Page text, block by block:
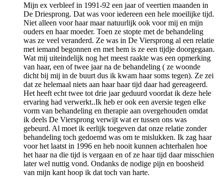
Mijn ex verbleef in 1991-92 een jaar of veertien maanden in
De Driesprong. Dat was voor iedereen een hele moeilijke tijd.
Niet alleen voor haar maar natuurlijk ook voor mij en mijn
ouders en haar moeder. Toen ze stopte met de behandeling
was ze veel veranderd. Ze was in De Viersprong al een relatie
met iemand begonnen en met hem is ze een tijdje doorgegaan.
Wat mij uiteindelijk nog het meest raakte was een opmerking
van haar, een of twee jaar na de behandeling ( ze woonde
dicht bij mij in de buurt dus ik kwam haar soms tegen). Ze zei
dat ze helemaal niets aan haar haar tijd daar had gereageerd.
Het heeft echt twee tot drie jaar geduurd voordat ik deze hele
ervaring had verwerkt..Ik heb er ook een aversie tegen elke
vorm van behandeling en therapie aan overgehouden omdat
ik deels De Viersprong verwijt wat er tussen ons was
gebeurd. Al moet ik eerlijk toegeven dat onze relatie zonder
behandeling toch gedoemd was om te mislukken. Ik zag haar
voor het laatst in 1996 en heb nooit kunnen achterhalen hoe
het haar na die tijd is vergaan en of ze haar tijd daar misschien
later wel nuttig vond. Ondanks de nodige pijn en boosheid
van mijn kant hoop ik dat toch van harte.